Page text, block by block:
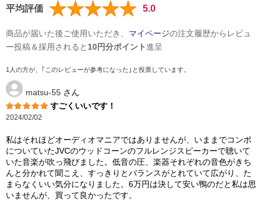
平均評価 5.0
商品が届いた後ご使用いただき、 マイページの注文履歴からレビュ
ー投稿＆採用されると 10円分ポイント進呈
1人の方が、｢このレビューが参考になった｣と投票しています。
matsu-55 さん
すごくいいです！
2024/02/02
私はそれほどオーディオマニアではありませんが、いままでコンポ
についていたJVCのウッドコーンのフルレンジスピーカーで聴いて
いた音楽が吹っ飛びました。低音の圧、楽器それぞれの音色がきち
んと分かれて聞こえ、すっきりとバランスがとれていて広がり、た
まらなくいい気分になりました。6万円は決して安い鴨のだと私は思
いませんが、買って良かったです。